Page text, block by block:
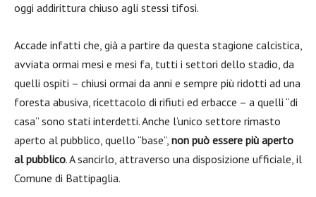
oggi addirittura chiuso agli stessi tifosi.
Accade infatti che, già a partire da questa stagione calcistica,
avviata ormai mesi e mesi fa, tutti i settori dello stadio, da
quelli ospiti – chiusi ormai da anni e sempre più ridotti ad una
foresta abusiva, ricettacolo di rifiuti ed erbacce – a quelli “di
casa” sono stati interdetti. Anche l’unico settore rimasto
aperto al pubblico, quello “base”, non può essere più aperto
al pubblico. A sancirlo, attraverso una disposizione ufficiale, il
Comune di Battipaglia.